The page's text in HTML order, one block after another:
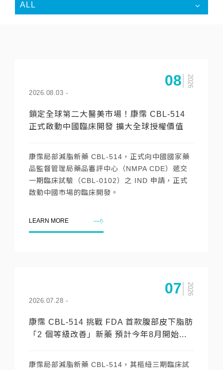
ALL
08 2026
2026.08.03 -
鎖定全球第二大醫美市場！康霈 CBL-514
正式啟動中國臨床開發 擴大全球授權價值
康霈局部減脂新藥 CBL-514，正式向中國國家藥
品監督管理局藥品審評中心（NMPA CDE）遞交
一期臨床試驗（CBL-0102）之 IND 申請，正式
啟動中國市場的臨床開發。
LEARN MORE
07 2026
2026.07.28 -
康霈 CBL-514 挑戰 FDA 首款腹部皮下脂肪
「2 個等級改善」新藥 預計今年8月開始...
康霈局部減脂新藥 CBL-514，其樞紐三期臨床試